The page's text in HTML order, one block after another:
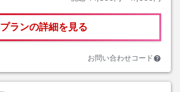
プランの詳細を見る
お問い合わせコード